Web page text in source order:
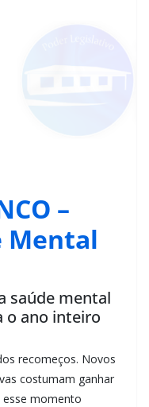
–
Mental
saúde mental
o ano inteiro
recomeços. Novos
costumam ganhar
momento